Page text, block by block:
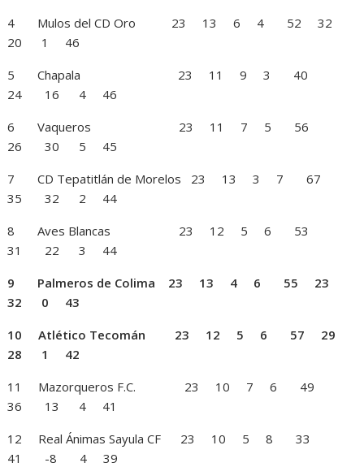
4 Mulos del CD Oro 23 13 6 4 52 32
20 1 46
5 Chapala 23 11 9 3 40
24 16 4 46
6 Vaqueros 23 11 7 5 56
26 30 5 45
7 CD Tepatitlán de Morelos 23 13 3 7 67
35 32 2 44
8 Aves Blancas 23 12 5 6 53
31 22 3 44
9 Palmeros de Colima 23 13 4 6 55 23
32 0 43
10 Atlético Tecomán 23 12 5 6 57 29
28 1 42
11 Mazorqueros F.C. 23 10 7 6 49
36 13 4 41
12 Real Ánimas Sayula CF 23 10 5 8 33
41 -8 4 39